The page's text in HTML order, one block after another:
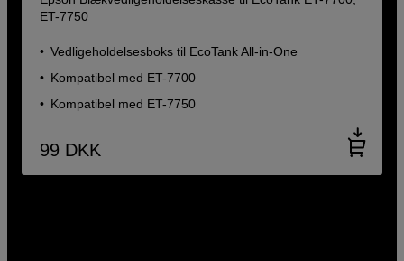
ET-7750
Vedligeholdelsesboks til EcoTank All-in-One
Kompatibel med ET-7700
Kompatibel med ET-7750
99 DKK